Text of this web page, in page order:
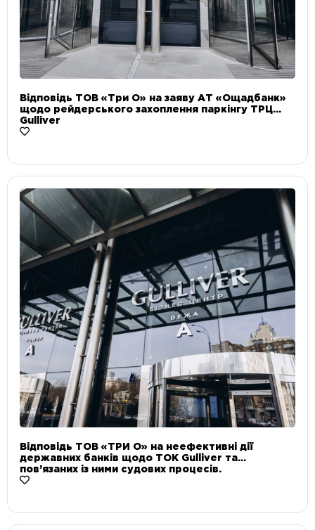
Відповідь ТОВ «Три О» на заяву АТ «Ощадбанк»
щодо рейдерського захоплення паркінгу ТРЦ
Gulliver
Відповідь ТОВ «ТРИ О» на неефективні дії
державних банків щодо ТОК Gulliver та
пов’язаних із ними судових процесів.